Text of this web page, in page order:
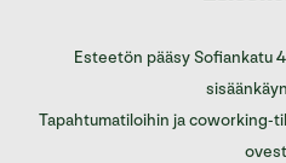
Esteetön pääsy Sofiankatu
Tapahtumatiloihin ja coworking-